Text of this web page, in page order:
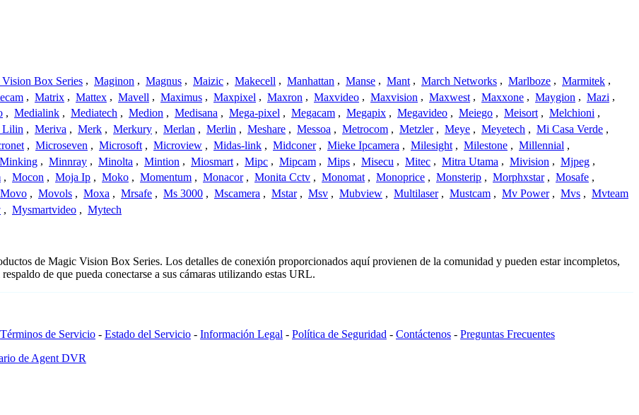
Box Series , Maginon , Magnus , Maizic , Makecell , Manhattan , Manse , Mant , March Networks , Marlboze , Marmitek ,
, Matrix , Mattex , Mavell , Maximus , Maxpixel , Maxron , Maxvideo , Maxvision , Maxwest , Maxxone , Maygion , Mazi ,
, Medialink , Mediatech , Medion , Medisana , Mega-pixel , Megacam , Megapix , Megavideo , Meiego , Meisort , Melchioni ,
Lilin , Meriva , Merk , Merkury , Merlan , Merlin , Meshare , Messoa , Metrocom , Metzler , Meye , Meyetech , Mi Casa Verde ,
, Microseven , Microsoft , Microview , Midas-link , Midconer , Mieke Ipcamera , Milesight , Milestone , Millennial ,
Minking , Minnray , Minolta , Mintion , Miosmart , Mipc , Mipcam , Mips , Misecu , Mitec , Mitra Utama , Mivision , Mjpeg ,
, Mocon , Moja Ip , Moko , Momentum , Monacor , Monita Cctv , Monomat , Monoprice , Monsterip , Morphxstar , Mosafe ,
Movo , Movols , Moxa , Mrsafe , Ms 3000 , Mscamera , Mstar , Msv , Mubview , Multilaser , Mustcam , Mv Power , Mvs , Mvteam
, Mysmartvideo , Mytech
de Magic Vision Box Series. Los detalles de conexión proporcionados aquí provienen de la comunidad y pueden estar incompletos,
de que pueda conectarse a sus cámaras utilizando estas URL.
Términos de Servicio - Estado del Servicio - Información Legal - Política de Seguridad - Contáctenos - Preguntas Frecuentes
de Agent DVR